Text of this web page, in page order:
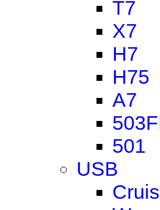
T7
X7
H7
H75
A7
501
USB